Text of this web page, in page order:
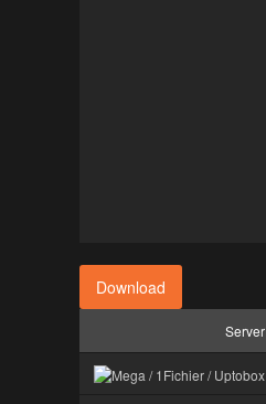
Download
Server